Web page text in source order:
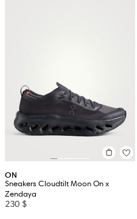
ON
Sneakers Cloudtilt Moon On x
Zendaya
230 $